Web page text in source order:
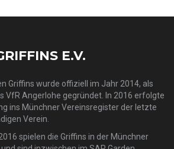
E.V.
Griffins wurde offiziell im Jahr 2014, als
VfR Angerlohe gegründet. In 2016 erfolgte
ins Münchner Vereinsregister der letzte
Verein.
spielen die Griffins in der Münchner